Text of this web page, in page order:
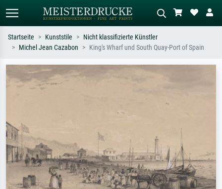
Suchen Sie nach Künstlern, Werktiteln
oder Stilen – z.B. Monet,
Sternennacht, Impressionismus, Welle
Beschreiben Sie die Szene – z.B. Grüne
Wiese, Abstrakt mit viel Rot, Dunkles
Ölgemälde, Stehender Akt neben einem
Baum.
Startseite Kunststile
Nicht klassifizierte Künstler
Michel Jean Cazabon
King's Wharf und South Quay-Port of Spain